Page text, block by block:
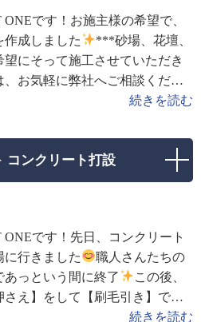
です！お施主様の希望で、
作成しました
***砂場、花壇、
にそって施工させていただき
、お気軽に弊社へご相談くださ
続きを読む
ンクリート打設
です！先日、コンクリート
行きました
職人さんたちの
っという間に終了
この後、
え】をして【刷毛引き】で仕
見に行ってみたいと思います&#x
続きを読む